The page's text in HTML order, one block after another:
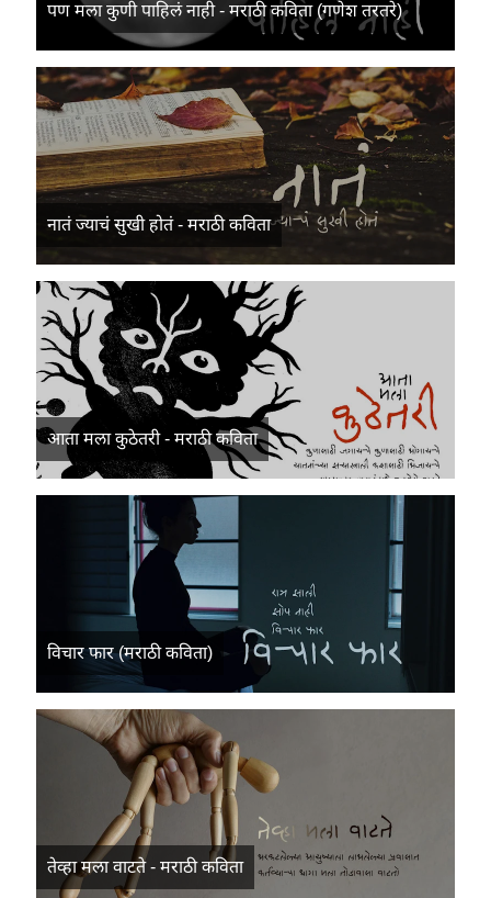
पण मला कुणी पाहिलं नाही - मराठी कविता (गणेश तरतरे)
नातं ज्याचं सुखी होतं - मराठी कविता
आता मला कुठेतरी - मराठी कविता
विचार फार (मराठी कविता)
तेव्हा मला वाटते - मराठी कविता